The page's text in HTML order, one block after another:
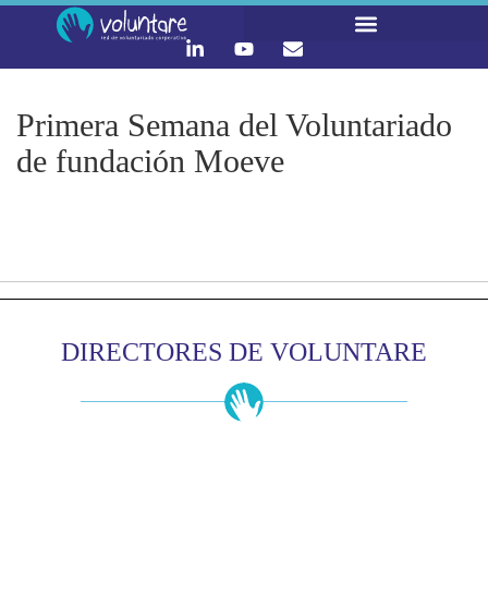
Primera Semana del Voluntariado
de fundación Moeve
DIRECTORES DE VOLUNTARE